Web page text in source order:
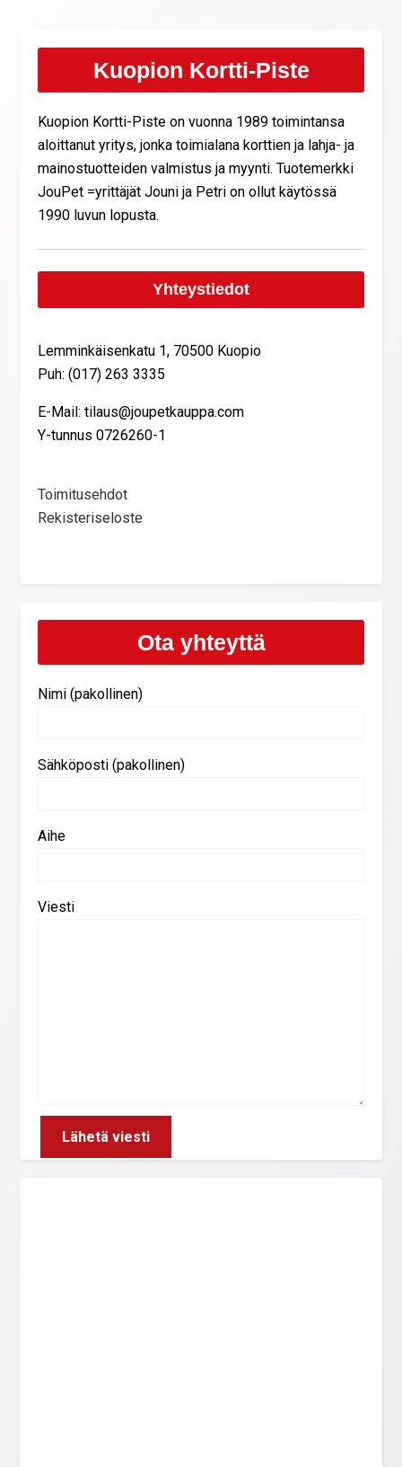
Kuopion Kortti-Piste
Kuopion Kortti-Piste on vuonna 1989 toimintansa
aloittanut yritys, jonka toimialana korttien ja lahja- ja
mainostuotteiden valmistus ja myynti. Tuotemerkki
JouPet =yrittäjät Jouni ja Petri on ollut käytössä
1990 luvun lopusta.
Yhteystiedot
Lemminkäisenkatu 1, 70500 Kuopio
Puh: (017) 263 3335
E-Mail: tilaus@joupetkauppa.com
Y-tunnus 0726260-1
Toimitusehdot
Rekisteriseloste
Ota yhteyttä
Nimi (pakollinen)
Sähköposti (pakollinen)
Aihe
Viesti